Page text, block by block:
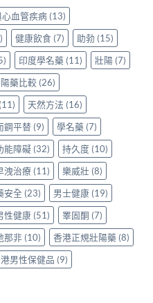
心血管疾病 (13)
健康飲食 (7) 助勃 (15)
印度學名藥 (11) 壯陽 (7)
藥比較 (26)
(11) 天然方法 (16)
鋼平替 (9) 學名藥 (7)
能障礙 (32) 持久度 (10)
洩治療 (11) 樂威壯 (8)
安全 (23) 男士健康 (19)
性健康 (51) 睪固酮 (7)
那非 (10) 香港正規壯陽藥 (8)
男性保健品 (9)